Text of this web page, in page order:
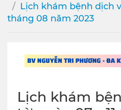
Lịch khám bệnh dịch
tháng 08 năm 2023
Lịch khám